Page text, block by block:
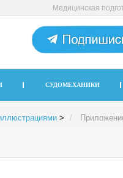
Медицинская
СУДОМЕХАНИКИ
>